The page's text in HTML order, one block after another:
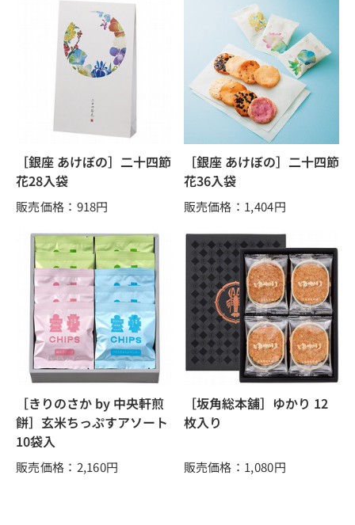
［銀座 あけぼの］二十四節
花28入袋
販売価格：918円
［銀座 あけぼの］二十四節
花36入袋
販売価格：1,404円
［きりのさか by 中央軒煎
餅］玄米ちっぷすアソート
10袋入
販売価格：2,160円
［坂角総本舖］ゆかり 12
枚入り
販売価格：1,080円